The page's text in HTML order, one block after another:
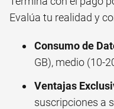
Evalúa tu realidad y
Consumo de
GB), medio (10-
Ventajas
suscripciones a